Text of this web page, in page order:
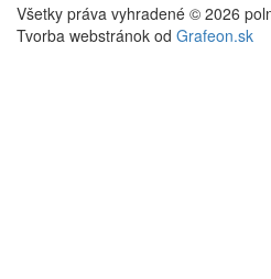
Všetky práva vyhradené © 2026
Tvorba webstránok od Grafeon.sk